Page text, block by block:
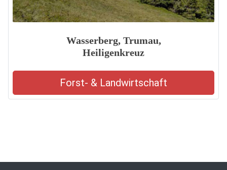
Wasserberg, Trumau,
Heiligenkreuz
Forst- & Landwirtschaft